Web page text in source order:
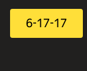
6-17-17